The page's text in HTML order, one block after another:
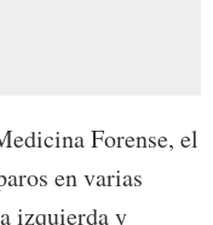
Forense, el
en varias
izquierda y